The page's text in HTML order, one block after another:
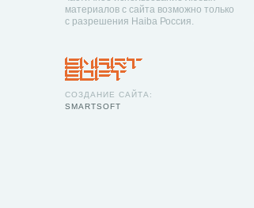
материалов с сайта возможно только
с разрешения Haiba Россия.
СОЗДАНИЕ САЙТА:
SMARTSOFT